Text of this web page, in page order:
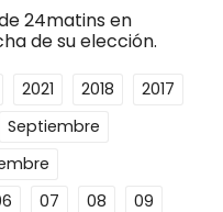
24matins en
de su elección.
2021 2018
2017
Septiembre
07 08
09